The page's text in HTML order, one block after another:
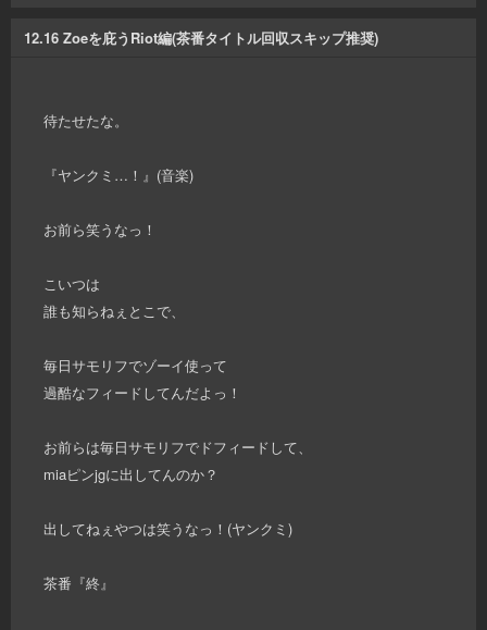
12.16 Zoeを庇うRiot編(茶番タイトル回収スキップ推奨)
待たせたな。
『ヤンクミ…！』(音楽)
お前ら笑うなっ！
こいつは
誰も知らねぇとこで、
毎日サモリフでゾーイ使って
過酷なフィードしてんだよっ！
お前らは毎日サモリフでドフィードして、
miaピンjgに出してんのか？
出してねぇやつは笑うなっ！(ヤンクミ)
茶番『終』